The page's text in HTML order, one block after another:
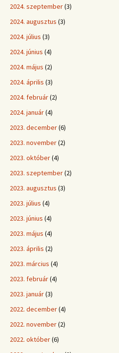
2024. szeptember(3)
2024. augusztus (3)
2024. július (3)
2024. június (4)
2024. május (2)
2024. április (3)
2024. február(2)
2024. január(4)
2023. december(6)
2023. november(2)
2023. október(4)
2023. szeptember(2)
2023. augusztus (3)
2023. július (4)
2023. június (4)
2023. május (4)
2023. április (2)
2023. március (4)
2023. február(4)
2023. január(3)
2022. december(4)
2022. november(2)
2022. október(6)